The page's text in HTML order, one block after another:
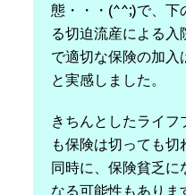
態・・・(^^;)で、下
る切迫流産による
で適切な保険の加
と実感しました。
きちんとしたライ
も保険は切っても切
同時に、保険貧乏に
なる可能性もありま